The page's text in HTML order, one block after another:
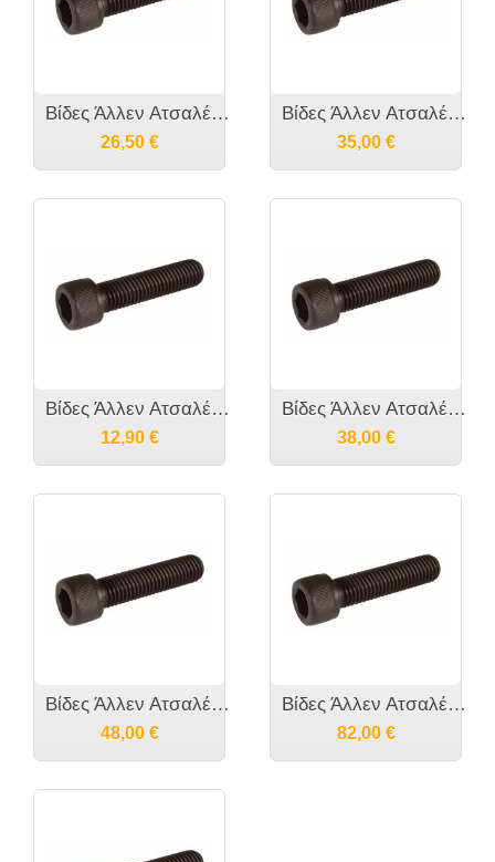
Βίδες Άλλεν Ατσαλένιες με Κεφάλι DIN 912 M3
26,50 €
Βίδες Άλλεν Ατσαλένιες με Κεφάλι DIN 912 M5
35,00 €
Βίδες Άλλεν Ατσαλένιες με Κεφάλι DIN 912 M4
12,90 €
Βίδες Άλλεν Ατσαλένιες με Κεφάλι DIN 912 M8
38,00 €
Βίδες Άλλεν Ατσαλένιες με Κεφάλι DIN 912 M6
48,00 €
Βίδες Άλλεν Ατσαλένιες με Κεφάλι DIN 912 M10
82,00 €